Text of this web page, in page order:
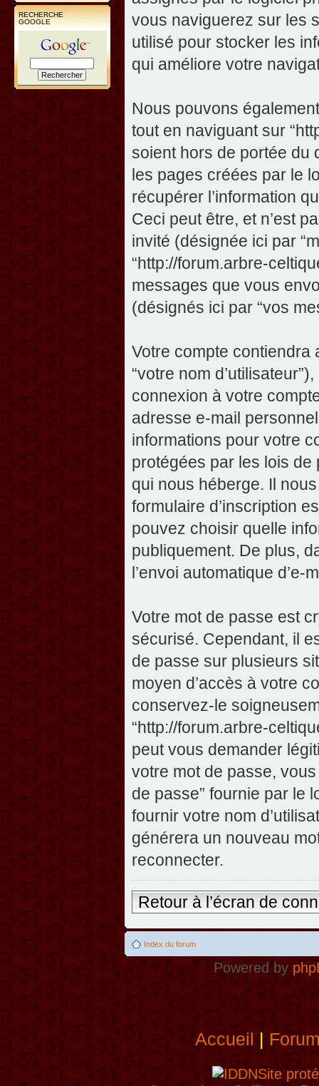
RECHERCHE
GOOGLE
vous naviguerez sur les
utilisé pour stocker les
qui améliore votre
Nous pouvons
tout en naviguant sur
soient hors de portée du
les pages créées par le
récupérer l’information
Ceci peut être, et n’est
invité (désignée ici par
“http://forum.arbre-
messages que vous
(désignés ici par “vos
Votre compte contiendra
“votre nom
connexion à votre
adresse e-mail
informations pour votre
protégées par les lois
qui nous héberge. Il
formulaire d’inscription
pouvez choisir quelle
publiquement. De plus,
l’envoi automatique d’e-
Votre mot de passe est
sécurisé. Cependant, il
de passe sur plusieurs
moyen d’accès à votre
conservez-le
“http://forum.arbre-
peut vous demander
votre mot de passe,
de passe” fournie par le
fournir votre nom
générera un nouveau
reconnecter.
Retour à l’écran de
Index du forum
Powered by
Accueil|
Site